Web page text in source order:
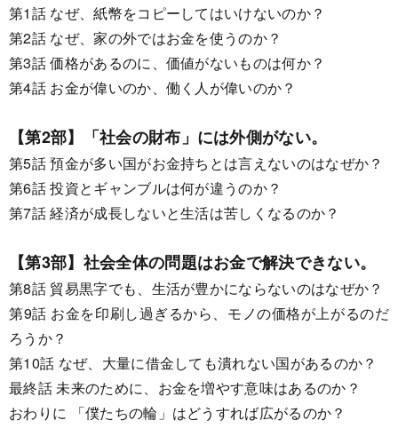
第1話 なぜ、紙幣をコピーしてはいけないのか？
第2話 なぜ、家の外ではお金を使うのか？
第3話 価格があるのに、価値がないものは何か？
第4話 お金が偉いのか、働く人が偉いのか？
【第2部】「社会の財布」には外側がない。
第5話 預金が多い国がお金持ちとは言えないのはなぜか？
第6話 投資とギャンブルは何が違うのか？
第7話 経済が成長しないと生活は苦しくなるのか？
【第3部】社会全体の問題はお金で解決できない。
第8話 貿易黒字でも、生活が豊かにならないのはなぜか？
第9話 お金を印刷し過ぎるから、モノの価格が上がるのだ
ろうか？
第10話 なぜ、大量に借金しても潰れない国があるのか？
最終話 未来のために、お金を増やす意味はあるのか？
おわりに 「僕たちの輪」はどうすれば広がるのか？